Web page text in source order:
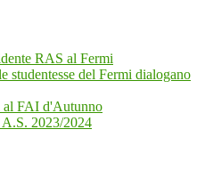
RAS al Fermi
studentesse del Fermi dialogano
FAI d'Autunno
2023/2024